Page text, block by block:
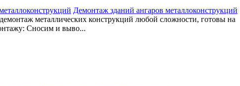
Демонтаж зданий ангаров металлоконструкций
металлических конструкций любой сложности, готовы на
Сносим и выво...